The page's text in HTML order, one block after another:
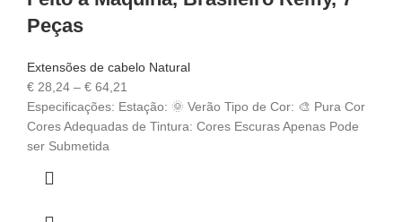
Peças
Extensões de cabelo Natural
€ 28,24 – € 64,21
Especificações: Estação: 🌞 Verão Tipo de Cor: 🎨 Pura Cor
Cores Adequadas de Tintura: Cores Escuras Apenas Pode
ser Submetida